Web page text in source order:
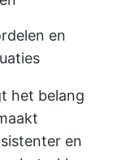
en
het belang
en